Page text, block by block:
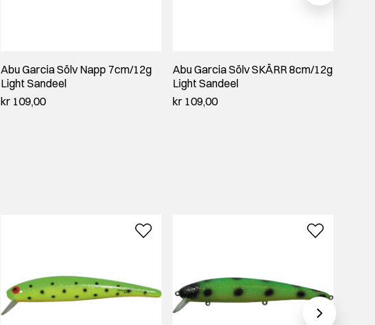
Abu Garcia Sölv Napp 7cm/12g
Light Sandeel
kr 109,00
Abu Garcia Sölv SKÄRR 8cm/12g
Light Sandeel
kr 109,00